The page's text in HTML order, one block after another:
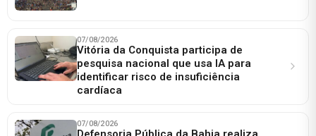
07/08/2026
Vitória da Conquista participa de
pesquisa nacional que usa IA para
identificar risco de insuficiência
cardíaca
07/08/2026